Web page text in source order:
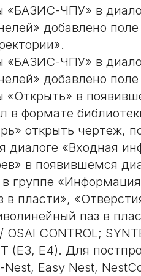
«БАЗИС-ЧПУ» в
добавлено
«БАЗИС-ЧПУ» в
добавлено
«Открыть» в
в формате
открыть чертеж,
диалоге «Входная
в появившемся
группе
в пласти»,
паз в
OSAI CONTROL;
(E3, E4). Для
Easy Nest,